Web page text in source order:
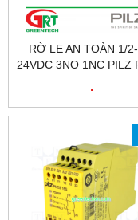
RỜ LE AN TOÀN 1/
24VDC 3NO 1NC PILZ
.